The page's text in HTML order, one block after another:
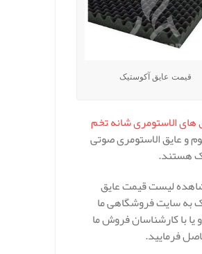
قیمت عایق آکوستیک
های الاستومری شانه تخم
و عایق الاستومری صوتی
هستند.
لیست قیمت عایق
به سایت فروشگاهی ما
یا با کارشناسان فروش ما
فرمایید.